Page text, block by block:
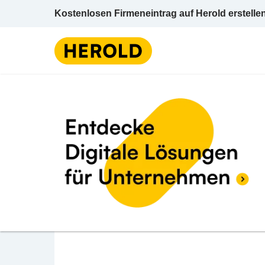
Kostenlosen Firmeneintrag auf Herold
BEWERTUNG ABGEBEN
METEK GmbH
Thal-Wilfern 39 9911 Assling Lienz Tirol
Automatische Türen u Tore